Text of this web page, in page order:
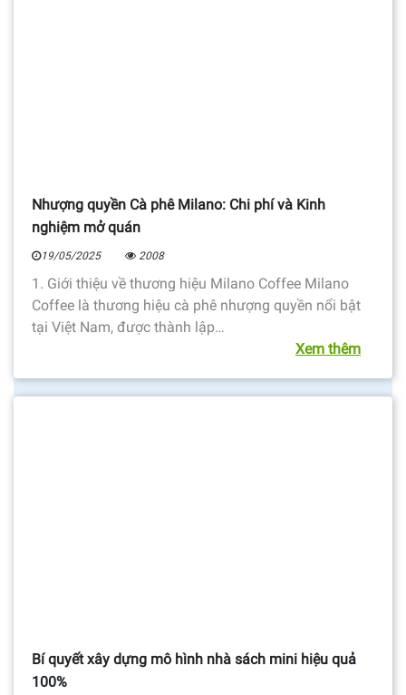
Nhượng quyền Cà phê Milano: Chi phí và Kinh
nghiệm mở quán
19/05/2025 2008
1. Giới thiệu về thương hiệu Milano Coffee Milano
Coffee là thương hiệu cà phê nhượng quyền nổi bật
tại Việt Nam, được thành lập…
Xem thêm
Bí quyết xây dựng mô hình nhà sách mini hiệu quả
100%